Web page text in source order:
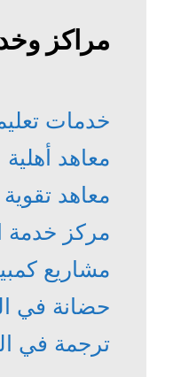
مراكز
خدمات
معاهد أهلية
معاهد تقوية
مركز خدمة
مشاريع
حضانة في
ترجمة في